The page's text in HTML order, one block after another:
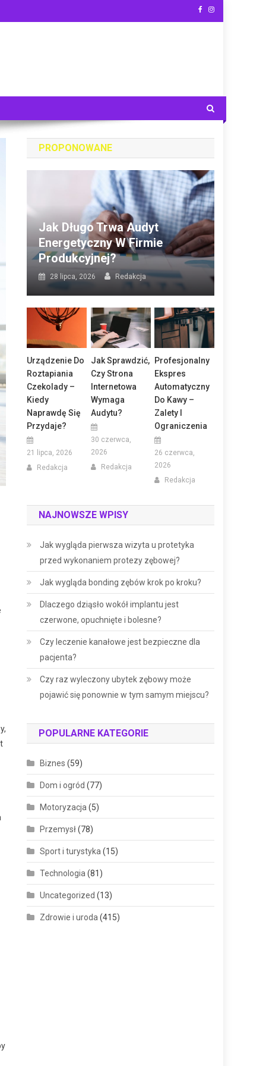
PROPONOWANE
Jak Długo Trwa Audyt
Energetyczny W Firmie
Produkcyjnej?
28 lipca, 2026 Redakcja
Urządzenie Do
Roztapiania
Czekolady –
Kiedy
Naprawdę Się
Przydaje?
21 lipca, 2026
Redakcja
Jak Sprawdzić,
Czy Strona
Internetowa
Wymaga
Audytu?
30 czerwca,
2026
Redakcja
Profesjonalny
Ekspres
Automatyczny
Do Kawy –
Zalety I
Ograniczenia
26 czerwca,
2026
Redakcja
NAJNOWSZE WPISY
Jak wygląda pierwsza wizyta u protetyka
przed wykonaniem protezy zębowej?
Jak wygląda bonding zębów krok po kroku?
Dlaczego dziąsło wokół implantu jest
czerwone, opuchnięte i bolesne?
Czy leczenie kanałowe jest bezpieczne dla
pacjenta?
Czy raz wyleczony ubytek zębowy może
pojawić się ponownie w tym samym miejscu?
POPULARNE KATEGORIE
Biznes (59)
Dom i ogród (77)
Motoryzacja(5)
Przemysł(78)
Sport i turystyka(15)
Technologia(81)
Uncategorized (13)
Zdrowie i uroda(415)